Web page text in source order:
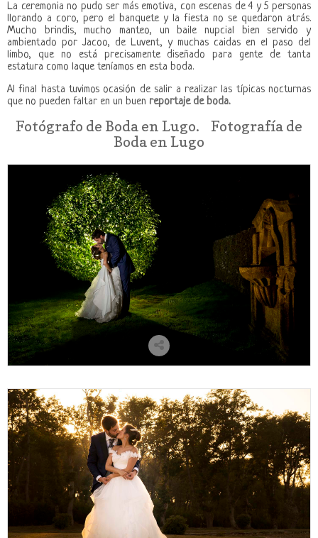
La ceremonia no pudo ser más emotiva, con escenas de 4 y 5 personas
llorando a coro, pero el banquete y la fiesta no se quedaron atrás.
Mucho brindis, mucho manteo, un baile nupcial bien servido y
ambientado por Jacoo, de Luvent, y muchas caidas en el paso del
limbo, que no está precisamente diseñado para gente de tanta
estatura como laque teníamos en esta boda.
Al final hasta tuvimos ocasión de salir a realizar las típicas nocturnas
que no pueden faltar en un buen reportaje de boda.
Fotógrafo de Boda en Lugo. Fotografía de
Boda en Lugo